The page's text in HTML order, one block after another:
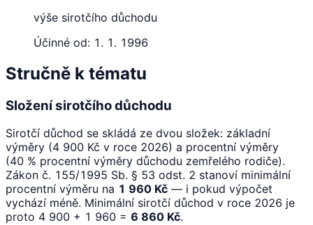
výše sirotčího důchodu
Účinné od: 1. 1. 1996
Stručně k tématu
Složení sirotčího důchodu
Sirotčí důchod se skládá ze dvou složek: základní
výměry (4 900 Kč v roce 2026) a procentní výměry
(40 % procentní výměry důchodu zemřelého rodiče).
Zákon č. 155/1995 Sb. § 53 odst. 2 stanoví minimální
procentní výměru na 1 960 Kč — i pokud výpočet
vychází méně. Minimální sirotčí důchod v roce 2026 je
proto 4 900 + 1 960 = 6 860 Kč.